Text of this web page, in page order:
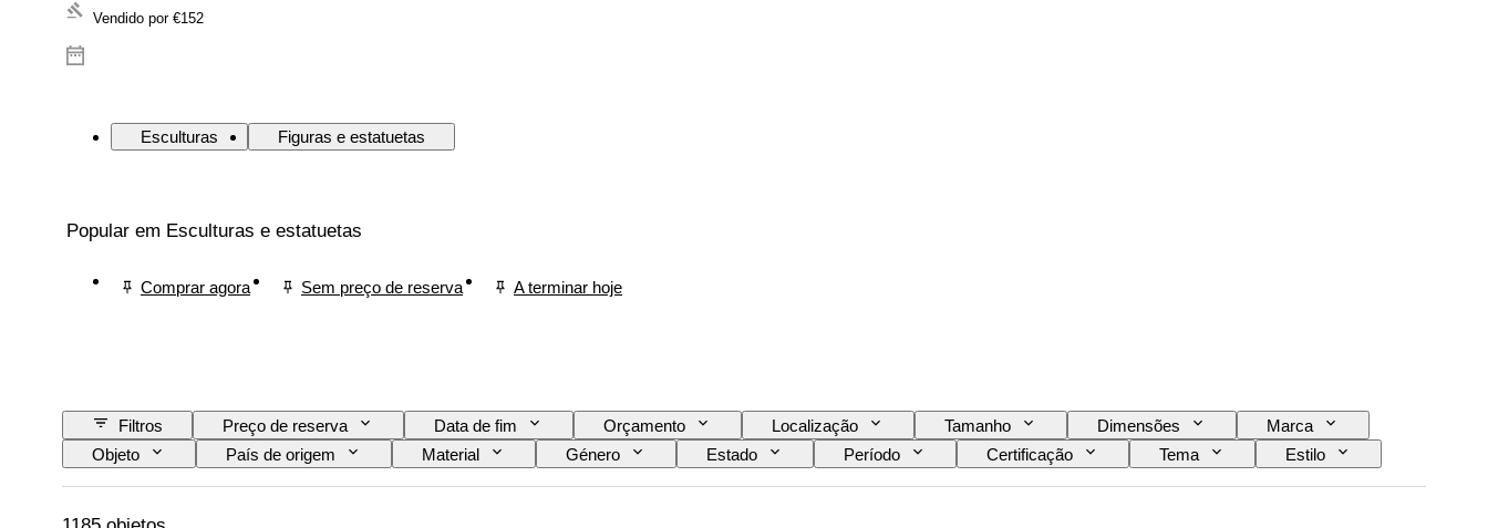
Vendido por €152
Esculturas Figuras e estatuetas
Popular em Esculturas e estatuetas
Comprar agora Sem preço de reserva A terminar hoje
Filtros Preço de reserva Data de fim Orçamento Localização Tamanho Dimensões
Marca
Objeto
País de origem Material Género Estado Período Certificação Tema
Estilo
Assinatura
Cor Artista Vendido por Original/Réplica Era Criador Proveniência